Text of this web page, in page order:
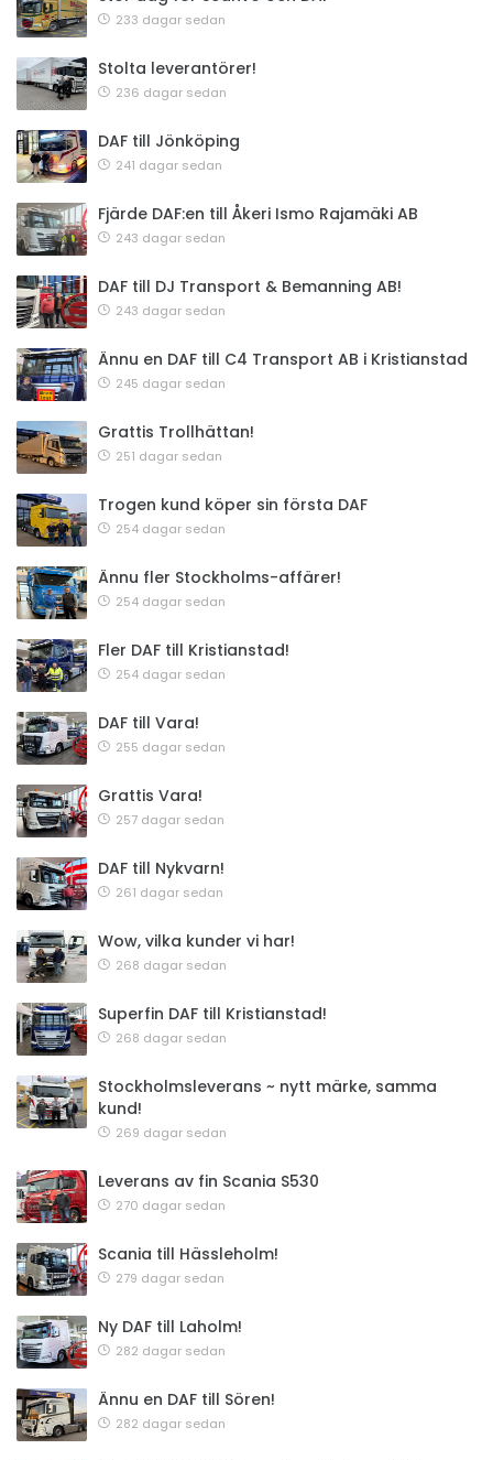
233 dagar sedan
Stolta leverantörer!
236 dagar sedan
DAF till Jönköping
241 dagar sedan
Fjärde DAF:en till Åkeri Ismo Rajamäki AB
243 dagar sedan
DAF till DJ Transport & Bemanning AB!
243 dagar sedan
Ännu en DAF till C4 Transport AB i Kristianstad
245 dagar sedan
Grattis Trollhättan!
251 dagar sedan
Trogen kund köper sin första DAF
254 dagar sedan
Ännu fler Stockholms-affärer!
254 dagar sedan
Fler DAF till Kristianstad!
254 dagar sedan
DAF till Vara!
255 dagar sedan
Grattis Vara!
257 dagar sedan
DAF till Nykvarn!
261 dagar sedan
Wow, vilka kunder vi har!
268 dagar sedan
Superfin DAF till Kristianstad!
268 dagar sedan
Stockholmsleverans ~ nytt märke, samma
kund!
269 dagar sedan
Leverans av fin Scania S530
270 dagar sedan
Scania till Hässleholm!
279 dagar sedan
Ny DAF till Laholm!
282 dagar sedan
Ännu en DAF till Sören!
282 dagar sedan